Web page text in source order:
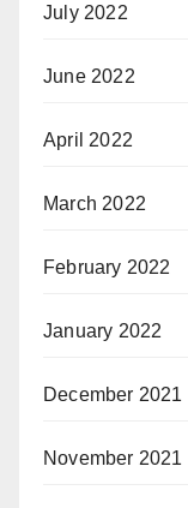
July 2022
June 2022
April 2022
March 2022
February 2022
January 2022
December 2021
November 2021